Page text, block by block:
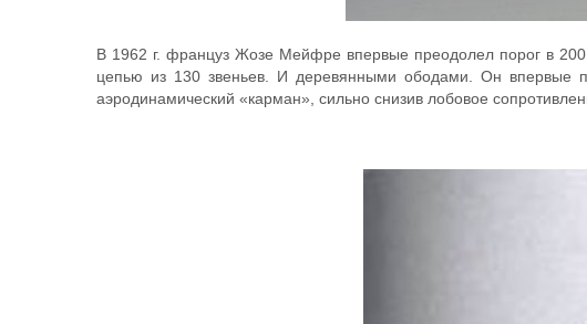
В 1962 г. француз Жозе Мейфре впервые преодолел порог в 200
цепью из 130 звеньев. И деревянными ободами. Он впервые
аэродинамический «карман», сильно снизив лобовое